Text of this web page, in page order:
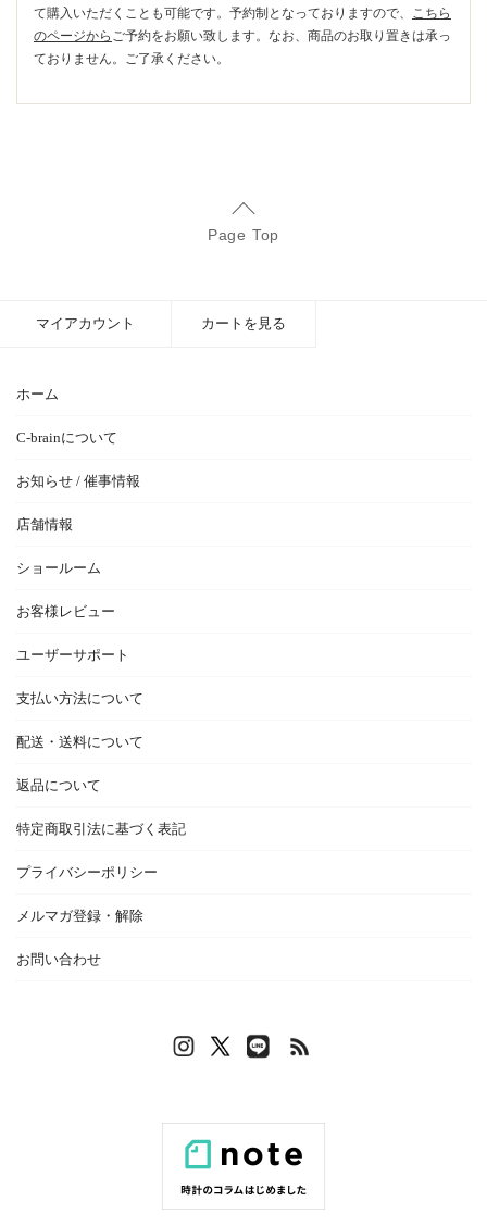
て購入いただくことも可能です。予約制となっておりますので、 こちら
のページから ご予約をお願い致します。なお、商品のお取り置きは承っ
ておりません。ご了承ください。
Page Top
ホーム
C-brainについて
お知らせ / 催事情報
店舗情報
ショールーム
お客様レビュー
ユーザーサポート
支払い方法について
配送・送料について
返品について
特定商取引法に基づく表記
プライバシーポリシー
メルマガ登録・解除
お問い合わせ
マイアカウント カートを見る